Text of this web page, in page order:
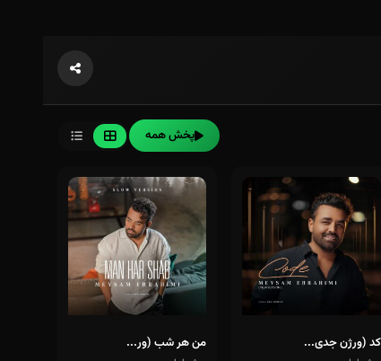
پخش همه
کد (ورژن جدی... من هر شب (ور...